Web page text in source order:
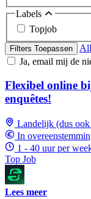
Labels
Topjob
Filters Toepassen
Ja, email mij de
Flexibel online
enquêtes!
Landelijk (dus
In
1 - 40 uur per
Top Job
Lees meer